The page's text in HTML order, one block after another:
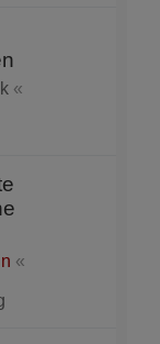
«
«